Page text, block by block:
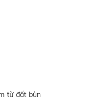
từ đất bùn